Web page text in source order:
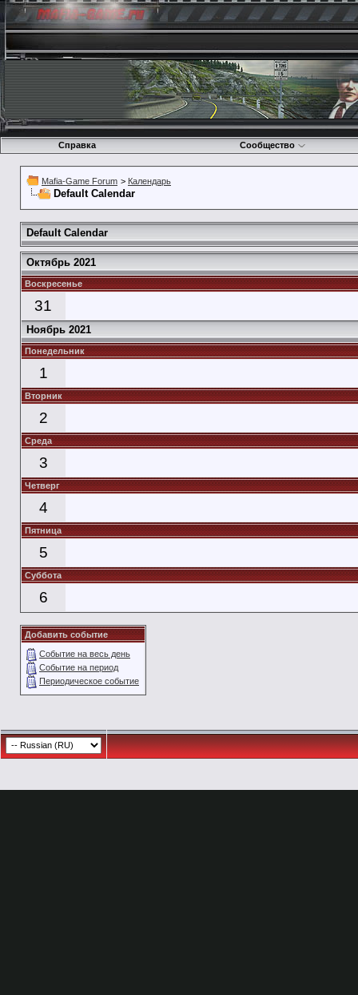
Справка Сообщество
Mafia-Game Forum > Календарь
Default Calendar
Default Calendar
Октябрь 2021
Воскресенье
31
Ноябрь 2021
Понедельник
1
Вторник
2
Среда
3
Четверг
4
Пятница
5
Суббота
6
Добавить событие
Событие на весь день
Событие на период
Периодическое событие